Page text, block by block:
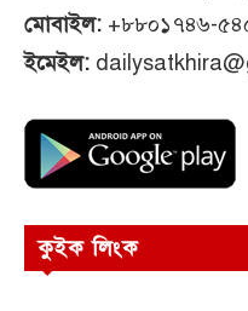
মোবাইল: +৮৮০১৭৪৬-
ইমেইল:
কুইক লিংক